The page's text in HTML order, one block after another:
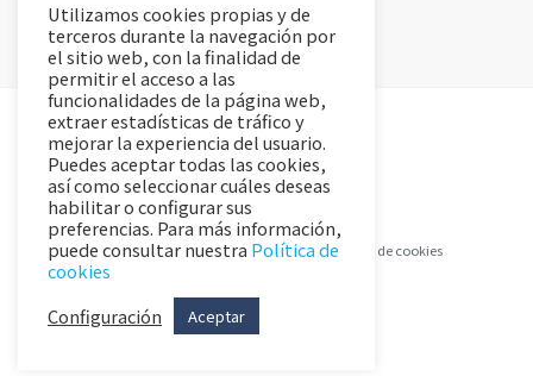
Aviso Legal y Política de Privacidad Política de cookies
Utilizamos cookies propias y de
terceros durante la navegación por
el sitio web, con la finalidad de
permitir el acceso a las
funcionalidades de la página web,
extraer estadísticas de tráfico y
mejorar la experiencia del usuario.
Puedes aceptar todas las cookies,
así como seleccionar cuáles deseas
habilitar o configurar sus
preferencias. Para más información,
puede consultar nuestra Política de
cookies
Configuración
Aceptar